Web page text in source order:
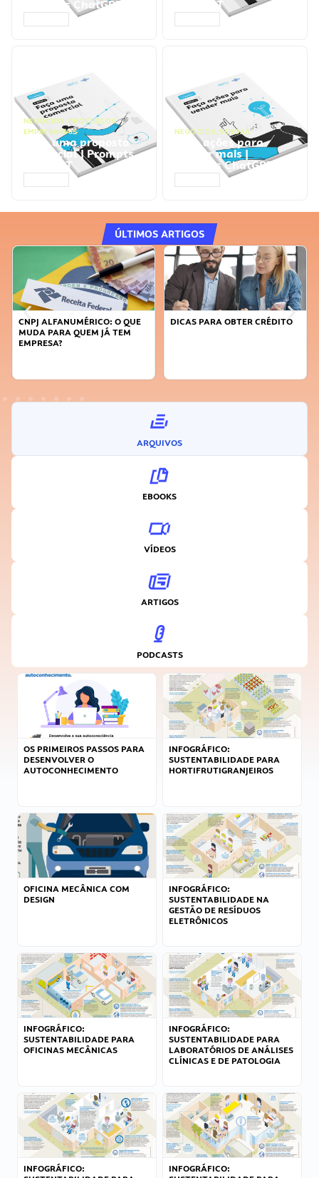
Prompts ChatGPT ChatGPT
NEGÓCIOS, PROCESSOS
EMPRESARIAIS
Faça uma proposta
comercial | Prompts
ChatGPT
NEGÓCIOS, VENDAS
Faça ações para
vender mais |
Prompts ChatGPT
ÚLTIMOS ARTIGOS
CNPJ ALFANUMÉRICO: O QUE
MUDA PARA QUEM JÁ TEM
EMPRESA?
DICAS PARA OBTER CRÉDITO
ARQUIVOS
EBOOKS
VÍDEOS
ARTIGOS
PODCASTS
OS PRIMEIROS PASSOS PARA
DESENVOLVER O
AUTOCONHECIMENTO
INFOGRÁFICO:
SUSTENTABILIDADE PARA
HORTIFRUTIGRANJEIROS
OFICINA MECÂNICA COM
DESIGN
INFOGRÁFICO:
SUSTENTABILIDADE NA
GESTÃO DE RESÍDUOS
ELETRÔNICOS
INFOGRÁFICO:
SUSTENTABILIDADE PARA
OFICINAS MECÂNICAS
INFOGRÁFICO:
SUSTENTABILIDADE PARA
LABORATÓRIOS DE ANÁLISES
CLÍNICAS E DE PATOLOGIA
INFOGRÁFICO:
INFOGRÁFICO: